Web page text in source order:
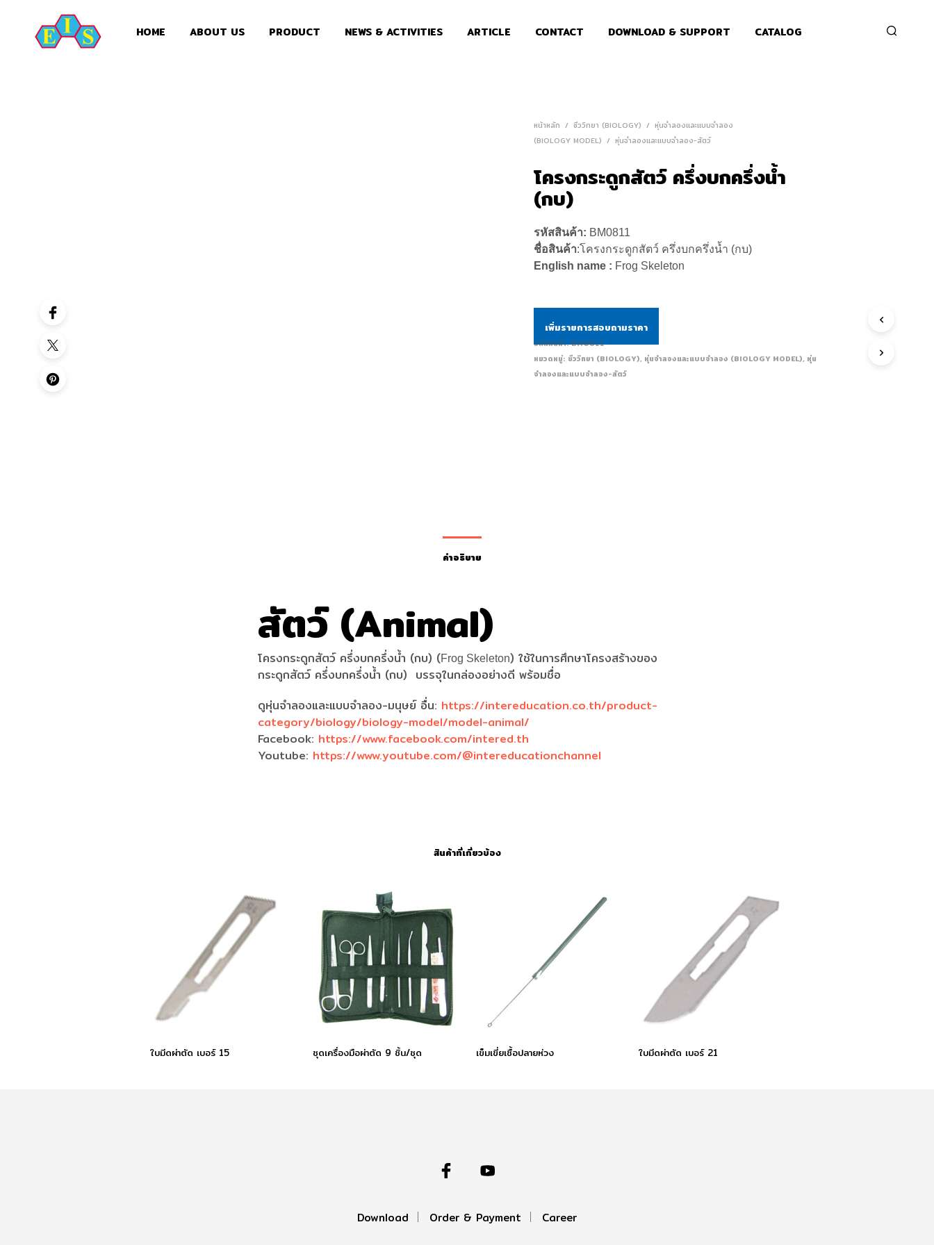
HOME ABOUT US PRODUCT NEWS & ACTIVITIES ARTICLE CONTACT DOWNLOAD & SUPPORT CATALOG
หน้าหลัก / ชีววิทยา (BIOLOGY) / หุ่นจำลองและแบบจำลอง
(BIOLOGY MODEL) / หุ่นจำลองและแบบจำลอง-สัตว์
โครงกระดูกสัตว์ ครึ่งบกครึ่งนํ้า
(กบ)
รหัสสินค้า: BM0811
ชื่อสินค้า:โครงกระดูกสัตว์ ครึ่งบกครึ่งนํ้า (กบ)
English name : Frog Skeleton
เพิ่มรายการสอบถามราคา
รหัสสินค้า:BM0811
หมวดหมู่: ชีววิทยา (BIOLOGY), หุ่นจำลองและแบบจำลอง (BIOLOGY MODEL), หุ่น
จำลองและแบบจำลอง-สัตว์
คำอธิบาย
สัตว์ (Animal)
โครงกระดูกสัตว์ ครึ่งบกครึ่งนํ้า (กบ) (Frog Skeleton) ใช้ในการศึกษาโครงสร้างของ
กระดูกสัตว์ ครึ่งบกครึ่งนํ้า (กบ) บรรจุในกล่องอย่างดี พร้อมชื่อ
ดูหุ่นจำลองและแบบจำลอง-มนุษย์ อื่น: https://intereducation.co.th/product-
category/biology/biology-model/model-animal/
Facebook: https://www.facebook.com/intered.th
Youtube: https://www.youtube.com/@intereducationchannel
สินค้าที่เกี่ยวข้อง
ใบมีดผ่าตัด เบอร์ 15 ชุดเครื่องมือผ่าตัด 9 ชิ้น/ชุด เข็มเขี่ยเชื้อปลายห่วง ใบมีดผ่าตัด เบอร์ 21
Download Order & Payment Career